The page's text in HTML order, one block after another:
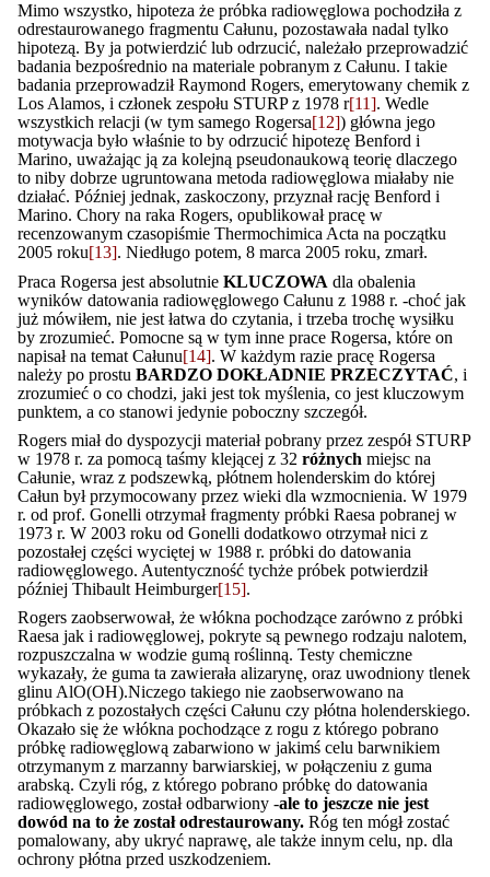
Mimo wszystko, hipoteza że próbka radiowęglowa pochodziła z
odrestaurowanego fragmentu Całunu, pozostawała nadal tylko
hipotezą. By ja potwierdzić lub odrzucić, należało przeprowadzić
badania bezpośrednio na materiale pobranym z Całunu. I takie
badania przeprowadził Raymond Rogers, emerytowany chemik z
Los Alamos, i członek zespołu STURP z 1978 r[11]. Wedle
wszystkich relacji (w tym samego Rogersa[12]) główna jego
motywacja było właśnie to by odrzucić hipotezę Benford i
Marino, uważając ją za kolejną pseudonaukową teorię dlaczego
to niby dobrze ugruntowana metoda radiowęglowa miałaby nie
działać. Później jednak, zaskoczony, przyznał rację Benford i
Marino. Chory na raka Rogers, opublikował pracę w
recenzowanym czasopiśmie Thermochimica Acta na początku
2005 roku[13]. Niedługo potem, 8 marca 2005 roku, zmarł.
Praca Rogersa jest absolutnieKLUCZOWA dla obalenia
wyników datowania radiowęglowego Całunu z 1988 r. -choć jak
już mówiłem, nie jest łatwa do czytania, i trzeba trochę wysiłku
by zrozumieć. Pomocne są w tym inne prace Rogersa, które on
napisał na temat Całunu[14]. W każdym razie pracę Rogersa
należy po prostuBARDZO DOKŁADNIE PRZECZYTAĆ, i
zrozumieć o co chodzi, jaki jest tok myślenia, co jest kluczowym
punktem, a co stanowi jedynie poboczny szczegół.
Rogers miał do dyspozycji materiał pobrany przez zespół STURP
w 1978 r. za pomocą taśmy klejącej z 32różnych miejsc na
Całunie, wraz z podszewką, płótnem holenderskim do której
Całun był przymocowany przez wieki dla wzmocnienia. W 1979
r. od prof. Gonelli otrzymał fragmenty próbki Raesa pobranej w
1973 r. W 2003 roku od Gonelli dodatkowo otrzymał nici z
pozostałej części wyciętej w 1988 r. próbki do datowania
radiowęglowego. Autentyczność tychże próbek potwierdził
później Thibault Heimburger[15].
Rogers zaobserwował, że włókna pochodzące zarówno z próbki
Raesa jak i radiowęglowej, pokryte są pewnego rodzaju nalotem,
rozpuszczalna w wodzie gumą roślinną. Testy chemiczne
wykazały, że guma ta zawierała alizarynę, oraz uwodniony tlenek
glinu AlO(OH).Niczego takiego nie zaobserwowano na
próbkach z pozostałych części Całunu czy płótna holenderskiego.
Okazało się że włókna pochodzące z rogu z którego pobrano
próbkę radiowęglową zabarwiono w jakimś celu barwnikiem
otrzymanym z marzanny barwiarskiej, w połączeniu z guma
arabską. Czyli róg, z którego pobrano próbkę do datowania
radiowęglowego, został odbarwiony -ale to jeszcze nie jest
dowód na to że został odrestaurowany.Róg ten mógł zostać
pomalowany, aby ukryć naprawę, ale także innym celu, np. dla
ochrony płótna przed uszkodzeniem.